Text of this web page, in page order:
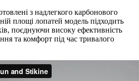
з надлегкого карбонового
площі лопатей модель підходить
поєднуючи високу ефективність
та комфорт під час тривалого